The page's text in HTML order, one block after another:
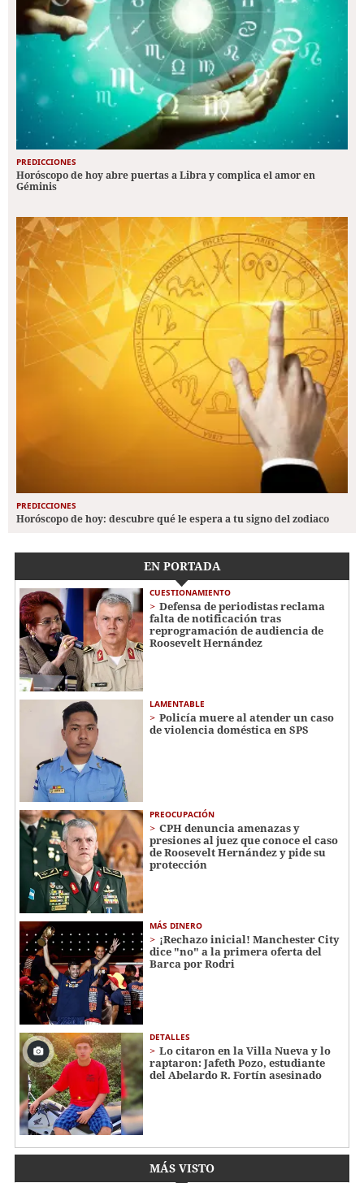
PREDICCIONES
Horóscopo de hoy abre puertas a Libra y complica el amor en
Géminis
PREDICCIONES
Horóscopo de hoy: descubre qué le espera a tu signo del zodiaco
EN PORTADA
CUESTIONAMIENTO
Defensa de periodistas reclama
falta de notificación tras
reprogramación de audiencia de
Roosevelt Hernández
LAMENTABLE
Policía muere al atender un caso
de violencia doméstica en SPS
PREOCUPACIÓN
CPH denuncia amenazas y
presiones al juez que conoce el caso
de Roosevelt Hernández y pide su
protección
MÁS DINERO
¡Rechazo inicial! Manchester City
dice "no" a la primera oferta del
Barca por Rodri
DETALLES
Lo citaron en la Villa Nueva y lo
raptaron: Jafeth Pozo, estudiante
del Abelardo R. Fortín asesinado
MÁS VISTO